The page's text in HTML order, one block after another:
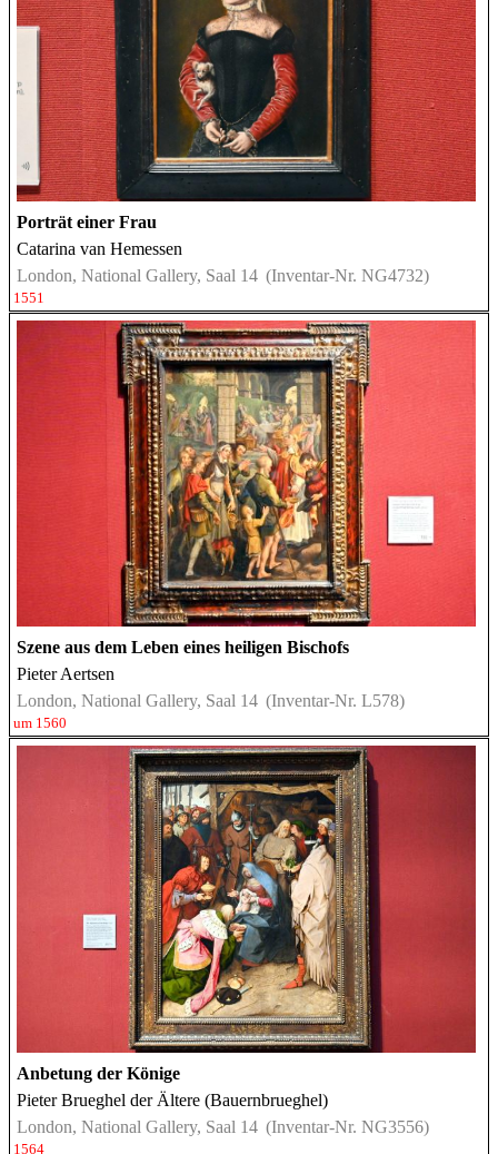
Porträt einer Frau
Catarina van Hemessen
London, National Gallery, Saal 14 (Inventar-Nr. NG4732)
1551
Szene aus dem Leben eines heiligen Bischofs
Pieter Aertsen
London, National Gallery, Saal 14 (Inventar-Nr. L578)
um 1560
Anbetung der Könige
Pieter Brueghel der Ältere (Bauernbrueghel)
London, National Gallery, Saal 14 (Inventar-Nr. NG3556)
1564